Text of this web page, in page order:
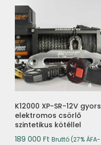
K12000 XP-SR-12V gyors
elektromos csörlő
szintetikus kötéllel
189 000 Ft Bruttó (27% ÁFA-